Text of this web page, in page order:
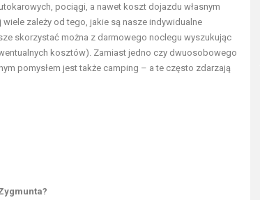
pociągi, a nawet koszt dojazdu własnym
zależy od tego, jakie są nasze indywidualne
skorzystać można z darmowego noclegu wyszukując
kosztów). Zamiast jedno czy dwuosobowego
pomysłem jest także camping – a te często zdarzają